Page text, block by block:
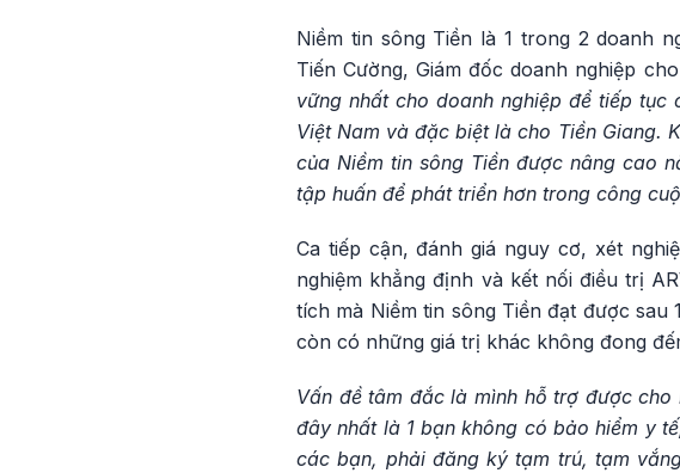
Niềm tin sông Tiền là 1 trong 2 doanh
Tiến Cường, Giám đốc doanh nghiệp
vững nhất cho doanh nghiệp để tiếp tục
Việt Nam và đặc biệt là cho Tiền Giang.
của Niềm tin sông Tiền được nâng cao
tập huấn để phát triển hơn trong công
Ca tiếp cận, đánh giá nguy cơ, xét
nghiệm khẳng định và kết nối điều trị
tích mà Niềm tin sông Tiền đạt được
còn có những giá trị khác không đong
Vấn đề tâm đắc là mình hỗ trợ được
đây nhất là 1 bạn không có bảo hiểm y
các bạn, phải đăng ký tạm trú, tạm